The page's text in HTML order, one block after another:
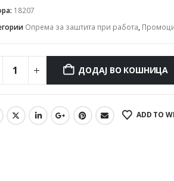
18207
Опрема за заштита при работа,
ДОДАЈ ВО КОШНИЦА
ADD TO